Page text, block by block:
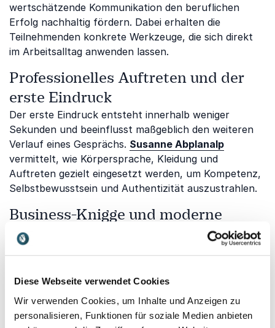
Diese Webseite verwendet Cookies
Wir verwenden Cookies, um Inhalte und Anzeigen zu
personalisieren, Funktionen für soziale Medien anbieten
wertschätzende Kommunikation den beruflichen
Erfolg nachhaltig fördern. Dabei erhalten die
Teilnehmenden konkrete Werkzeuge, die sich direkt
im Arbeitsalltag anwenden lassen.
Professionelles Auftreten und der
erste Eindruck
Der erste Eindruck entsteht innerhalb weniger
Sekunden und beeinflusst maßgeblich den weiteren
Verlauf eines Gesprächs. Susanne Abplanalp
vermittelt, wie Körpersprache, Kleidung und
Auftreten gezielt eingesetzt werden, um Kompetenz,
Selbstbewusstsein und Authentizität auszustrahlen.
Business-Knigge und moderne
Umgangsformen
Vertrauen und stärkt Geschäftsbeziehungen.
Susanne Abplanalp zeigt anhand praxisnaher
Beispiele, welche Regeln heute wirklich wichtig sind
und wie moderne Business-Etikette erfolgreich gelebt